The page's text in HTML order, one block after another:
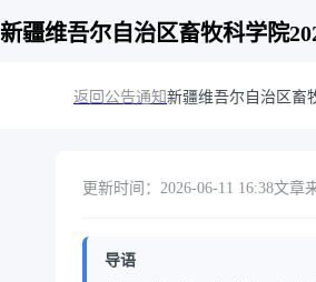
新疆维吾尔自治区畜牧科学院
返回公告通知新疆维吾尔自治区畜
更新时间：2026-06-11 16:38文章
导语